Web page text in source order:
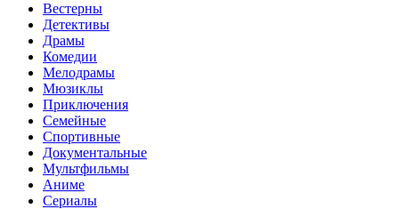
Вестерны
Детективы
Драмы
Комедии
Мелодрамы
Мюзиклы
Приключения
Семейные
Спортивные
Документальные
Мультфильмы
Аниме
Сериалы